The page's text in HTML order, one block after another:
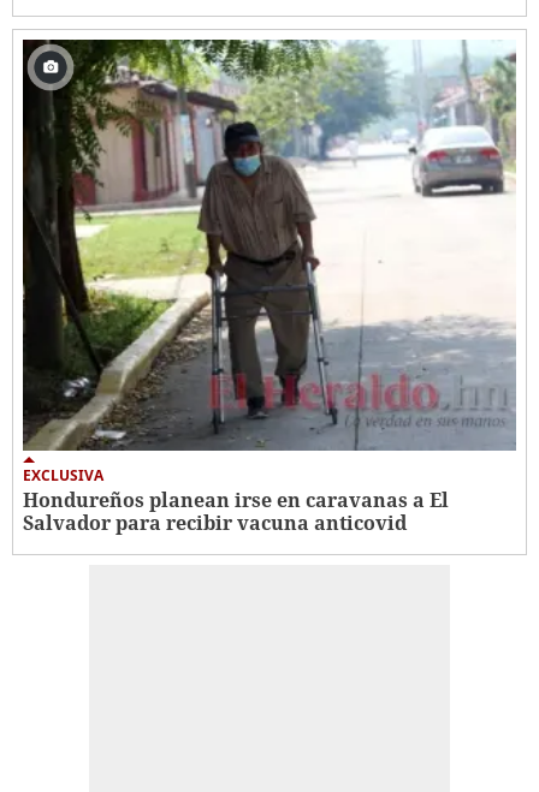
EXCLUSIVA
Hondureños planean irse en caravanas a El
Salvador para recibir vacuna anticovid